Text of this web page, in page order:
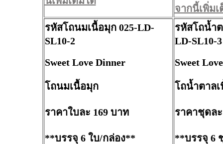
จากนี้เพิ่มเ
รหัสโถนมเนื้อมุก 025-LD-
SL10-2
Sweet Love Dinner
โถนมเนื้อมุก
ราคาใบละ 169 บาท
**บรรจุ 6 ใบ/กล่อง**
รหัสโถน้ำ
LD-SL10-3
Sweet
โถน้ำตาล
ราคาชุดล
**บรรจุ 6